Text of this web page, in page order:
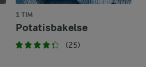
1 TIM
Potatisbakelse
(25)